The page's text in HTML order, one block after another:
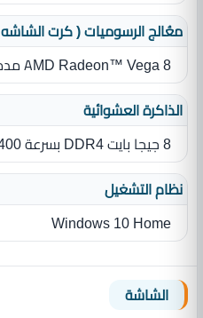
معُالج الرسوميات ( كرت الشاشه VGA )
AMD Radeon™ Vega 8 مدمج
الذاكرة العشوائية
8 جيجا بايت DDR4 بسرعة 2400 جيجا هرتز
نظام التشغيل
Windows 10 Home
الشاشة